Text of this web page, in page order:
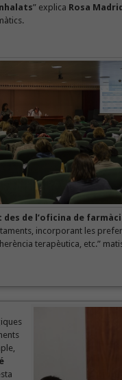
” explica Rosa
de l’oficina de
incorporant les
terapèutica, etc.”